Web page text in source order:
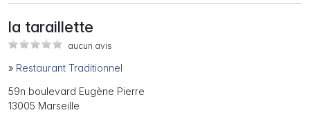
la taraillette
aucun avis
» Restaurant Traditionnel
59n boulevard Eugène Pierre
13005 Marseille